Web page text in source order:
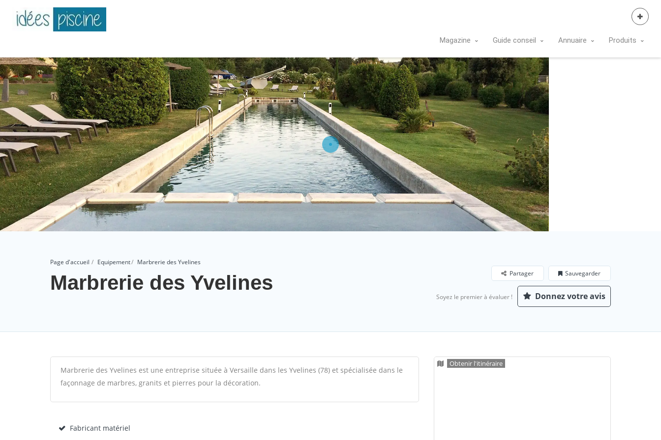
Magazine Guide conseil Annuaire Produits
Page d'accueil Equipement Marbrerie des Yvelines
Marbrerie des Yvelines Sauvegarder
Partager
Soyez le premier à évaluer ! Donnez votre avis
Marbrerie des Yvelines est une entreprise située à Versaille dans les Yvelines (78) et spécialisée dans le
façonnage de marbres, granits et pierres pour la décoration.
Fabricant matériel
Obtenir l'itinéraire